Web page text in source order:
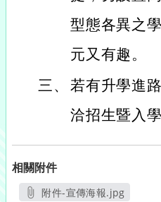
型態各異之
元又有趣。
三、 若有升學進
洽招生暨入
相關附件
附件-宣傳海報.jpg